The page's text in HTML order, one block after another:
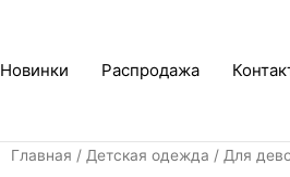
Новинки Распродажа
Главная / Детская одежда / Для